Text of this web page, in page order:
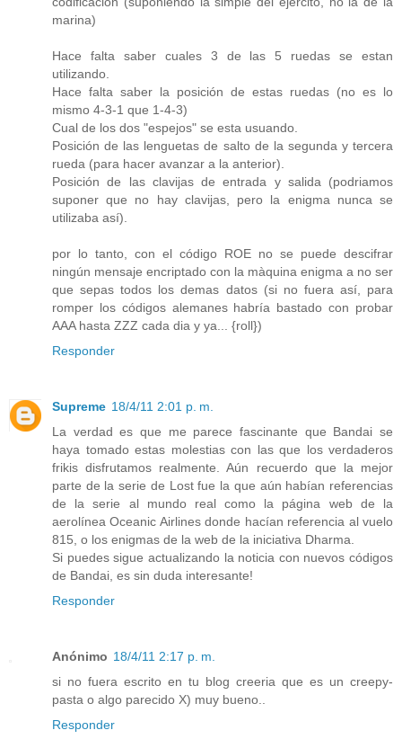
marina)
Hace falta saber cuales 3 de las 5 ruedas se estan
utilizando.
Hace falta saber la posición de estas ruedas (no es lo
mismo 4-3-1 que 1-4-3)
Cual de los dos "espejos" se esta usuando.
Posición de las lenguetas de salto de la segunda y tercera
rueda (para hacer avanzar a la anterior).
Posición de las clavijas de entrada y salida (podriamos
suponer que no hay clavijas, pero la enigma nunca se
utilizaba así).
por lo tanto, con el código ROE no se puede descifrar
ningún mensaje encriptado con la màquina enigma a no ser
que sepas todos los demas datos (si no fuera así, para
romper los códigos alemanes habría bastado con probar
AAA hasta ZZZ cada dia y ya... {roll})
Responder
Supreme 18/4/11 2:01 p. m.
La verdad es que me parece fascinante que Bandai se
haya tomado estas molestias con las que los verdaderos
frikis disfrutamos realmente. Aún recuerdo que la mejor
parte de la serie de Lost fue la que aún habían referencias
de la serie al mundo real como la página web de la
aerolínea Oceanic Airlines donde hacían referencia al vuelo
815, o los enigmas de la web de la iniciativa Dharma.
Si puedes sigue actualizando la noticia con nuevos códigos
de Bandai, es sin duda interesante!
Responder
Anónimo 18/4/11 2:17 p. m.
si no fuera escrito en tu blog creeria que es un creepy-
pasta o algo parecido X) muy bueno..
Responder